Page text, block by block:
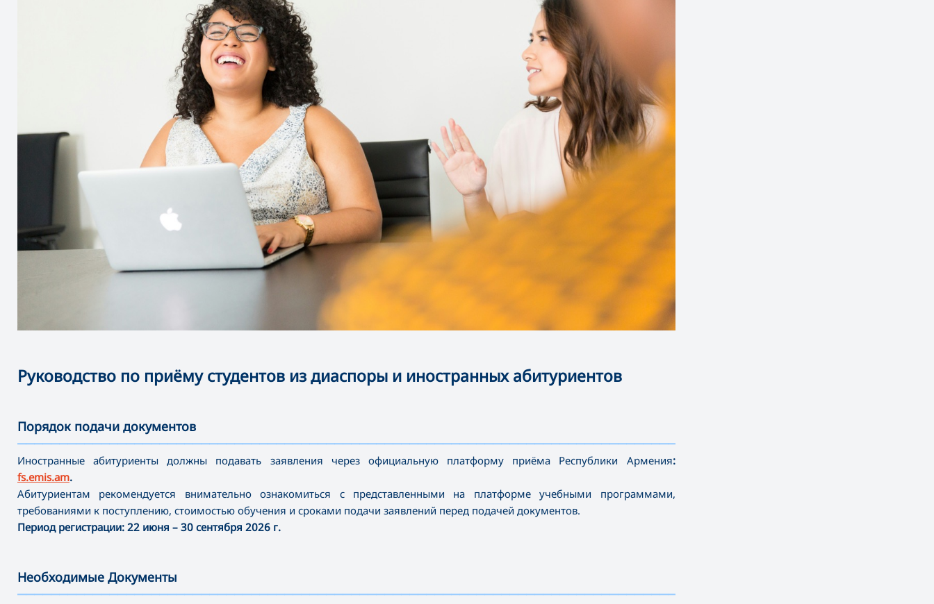
Руководство по приёму студентов из диаспоры и иностранных абитуриентов
Порядок подачи документов
——————————————————————————————————————————————————————————————————————————————————
Иностранные абитуриенты должны подавать заявления через официальную платформу приёма Республики Армения:
fs.emis.am.
Абитуриентам рекомендуется внимательно ознакомиться с представленными на платформе учебными программами,
требованиями к поступлению, стоимостью обучения и сроками подачи заявлений перед подачей документов.
Период регистрации: 22 июня – 30 сентября 2026 г.
Необходимые Документы
——————————————————————————————————————————————————————————————————————————————————